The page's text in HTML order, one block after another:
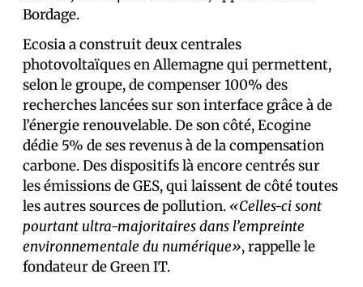
Bordage.
Ecosia a construit deux centrales
photovoltaïques en Allemagne qui permettent,
selon le groupe, de compenser 100% des
recherches lancées sur son interface grâce à de
l’énergie renouvelable. De son côté, Ecogine
dédie 5% de ses revenus à de la compensation
carbone. Des dispositifs là encore centrés sur
les émissions de GES, qui laissent de côté toutes
les autres sources de pollution. «Celles-ci sont
pourtant ultra-majoritaires dans l’empreinte
environnementale du numérique», rappelle le
fondateur de Green IT.